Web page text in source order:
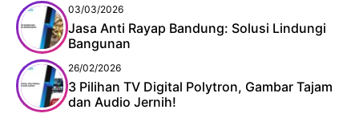
03/03/2026
Jasa Anti Rayap Bandung: Solusi Lindungi
Bangunan
26/02/2026
3 Pilihan TV Digital Polytron, Gambar Tajam
dan Audio Jernih!